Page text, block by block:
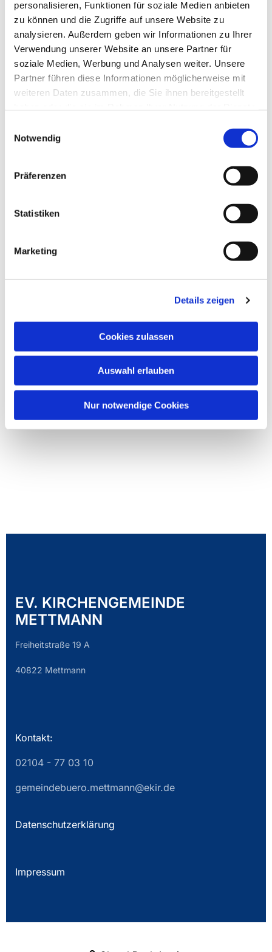
personalisieren, Funktionen für soziale Medien anbieten
zu können und die Zugriffe auf unsere Website zu
analysieren. Außerdem geben wir Informationen zu Ihrer
Verwendung unserer Website an unsere Partner für
soziale Medien, Werbung und Analysen weiter. Unsere
Partner führen diese Informationen möglicherweise mit
weiteren Daten zusammen, die Sie ihnen bereitgestellt
Notwendig
Präferenzen
Statistiken
Marketing
Details zeigen
Cookies zulassen
Auswahl erlauben
Nur notwendige Cookies
Dies könnte Sie auch
EV. KIRCHENGEMEINDE
METTMANN
Freiheitstraße 19 A
40822 Mettmann
Kontakt:
02104 - 77 03 10
gemeindebuero.mettmann@ekir.de
Datenschutzerklärung
Impressum